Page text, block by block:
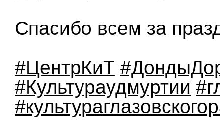
Спасибо всем за
#ЦентрКиТ
#Культураудмуртии